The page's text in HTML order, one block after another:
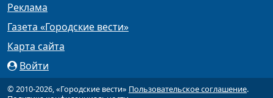
Реклама
Газета «Городские вести»
Карта сайта
Войти
© 2010-2026, «Городские вести» Пользовательское соглашение.